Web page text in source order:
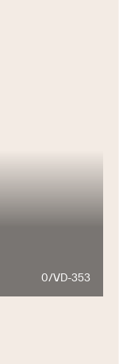
0/VD-353